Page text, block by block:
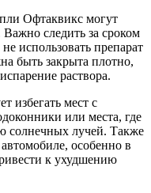
Офтаквикс могут
Важно следить за сроком
использовать препарат
быть закрыта плотно,
раствора.
избегать мест с
или места, где
солнечных лучей. Также
особенно в
к ухудшению